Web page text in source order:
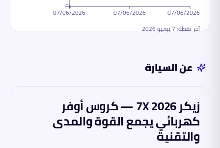
07/06/2026 07/06/2026 07/06/2026
0k
آخر نقطة:7 يونيو 2026
عن السيارة
زيكر 7X 2026 — كروس أوفر
كهربائي يجمع القوة والمدى
والتقنية